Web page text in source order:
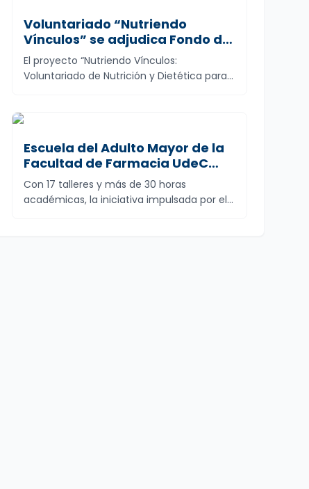
Voluntariado “Nutriendo
Vínculos” se adjudica Fondo de
Vinculación con el Medio 2026
para fortalecer su trabajo
territorial
El proyecto “Nutriendo Vínculos:
Voluntariado de Nutrición y Dietética para
Escuela del Adulto Mayor de la
Facultad de Farmacia UdeC
culmina exitoso primer ciclo
formativo
Con 17 talleres y más de 30 horas
académicas, la iniciativa impulsada por el